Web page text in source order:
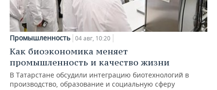
Промышленность 04 авг, 10:20
Как биоэкономика меняет
промышленность и качество жизни
В Татарстане обсудили интеграцию биотехнологий в
производство, образование и социальную сферу